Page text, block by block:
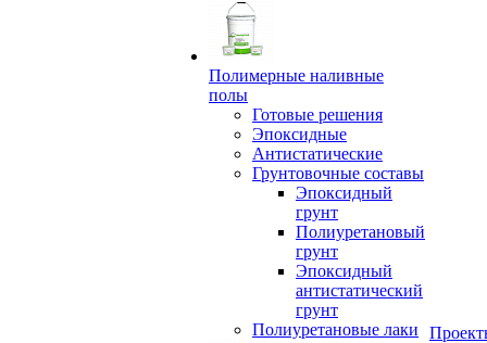
Полимерные наливные
полы
Готовые решения
Эпоксидные
Антистатические
Грунтовочные составы
Эпоксидный
грунт
Полиуретановый
грунт
Эпоксидный
антистатический
грунт
Полиуретановые лаки